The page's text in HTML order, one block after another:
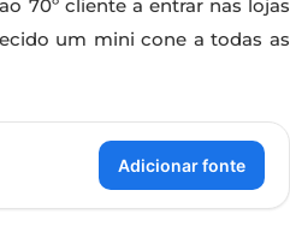
70º cliente a entrar nas lojas
um mini cone a todas as
Adicionar fonte